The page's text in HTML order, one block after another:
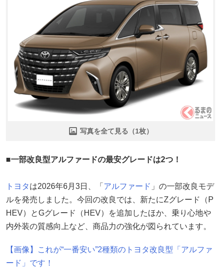
写真を全て見る（1枚）
■一部改良型アルファードの最安グレードは2つ！
トヨタ は2026年6月3日、「 アルファード 」の一部改良モデ
ルを発売しました。今回の改良では、新たにZグレード（P
HEV）とGグレード（HEV）を追加したほか、乗り心地や
内外装の質感向上など、商品力の強化が図られています。
【画像】これが“一番安い”2種類のトヨタ改良型「アルファ
ード」です！